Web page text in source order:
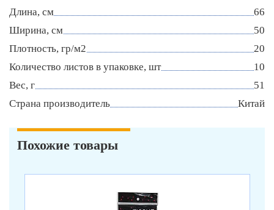
Длина, см
66
Ширина, см
50
Плотность, гр/м2
20
Количество листов в упаковке, шт
10
Вес, г
51
Страна производитель
Китай
Похожие товары